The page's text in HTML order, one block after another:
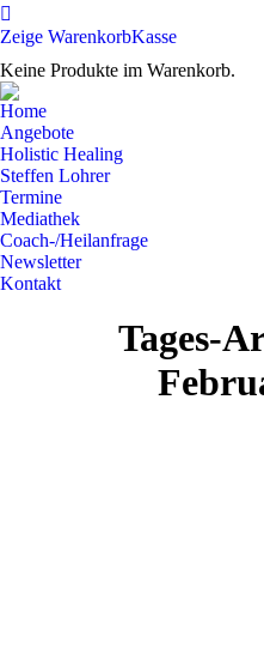
Zeige WarenkorbKasse
Keine Produkte im Warenkorb.
Home
Angebote
Holistic Healing
Steffen Lohrer
Termine
Mediathek
Coach-/Heilanfrage
Newsletter
Kontakt
Tages-